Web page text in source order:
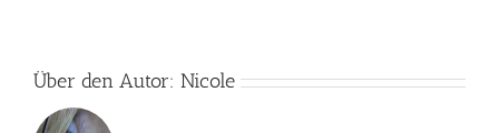
Über den Autor: Nicole